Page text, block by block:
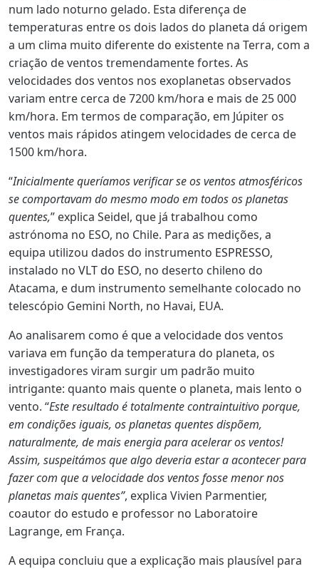
num lado noturno gelado. Esta diferença de
temperaturas entre os dois lados do planeta dá origem
a um clima muito diferente do existente na Terra, com a
criação de ventos tremendamente fortes. As
velocidades dos ventos nos exoplanetas observados
variam entre cerca de 7200 km/hora e mais de 25 000
km/hora. Em termos de comparação, em Júpiter os
ventos mais rápidos atingem velocidades de cerca de
1500 km/hora.
“Inicialmente queríamos verificar se os ventos atmosféricos
se comportavam do mesmo modo em todos os planetas
quentes,” explica Seidel, que já trabalhou como
astrónoma no ESO, no Chile. Para as medições, a
equipa utilizou dados do instrumento ESPRESSO,
instalado no VLT do ESO, no deserto chileno do
Atacama, e dum instrumento semelhante colocado no
telescópio Gemini North, no Havai, EUA.
Ao analisarem como é que a velocidade dos ventos
variava em função da temperatura do planeta, os
investigadores viram surgir um padrão muito
intrigante: quanto mais quente o planeta, mais lento o
vento. “Este resultado é totalmente contraintuitivo porque,
em condições iguais, os planetas quentes dispõem,
naturalmente, de mais energia para acelerar os ventos!
Assim, suspeitámos que algo deveria estar a acontecer para
fazer com que a velocidade dos ventos fosse menor nos
planetas mais quentes”, explica Vivien Parmentier,
coautor do estudo e professor no Laboratoire
Lagrange, em França.
A equipa concluiu que a explicação mais plausível para